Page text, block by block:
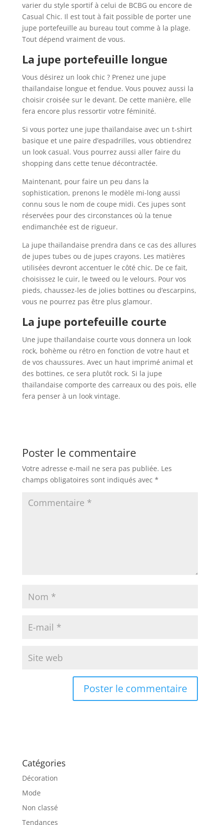
varier du style sportif à celui de BCBG ou encore de
Casual Chic. Il est tout à fait possible de porter une
jupe portefeuille au bureau tout comme à la plage.
Tout dépend vraiment de vous.
La jupe portefeuille longue
Vous désirez un look chic ? Prenez une jupe
thaïlandaise longue et fendue. Vous pouvez aussi la
choisir croisée sur le devant. De cette manière, elle
fera encore plus ressortir votre féminité.
Si vous portez une jupe thaïlandaise avec un t-shirt
basique et une paire d’espadrilles, vous obtiendrez
un look casual. Vous pourrez aussi aller faire du
shopping dans cette tenue décontractée.
Maintenant, pour faire un peu dans la
sophistication, prenons le modèle mi-long aussi
connu sous le nom de coupe midi. Ces jupes sont
réservées pour des circonstances où la tenue
endimanchée est de rigueur.
La jupe thaïlandaise prendra dans ce cas des allures
de jupes tubes ou de jupes crayons. Les matières
utilisées devront accentuer le côté chic. De ce fait,
choisissez le cuir, le tweed ou le velours. Pour vos
pieds, chaussez-les de jolies bottines ou d’escarpins,
vous ne pourrez pas être plus glamour.
La jupe portefeuille courte
Une jupe thaïlandaise courte vous donnera un look
rock, bohème ou rétro en fonction de votre haut et
de vos chaussures. Avec un haut imprimé animal et
des bottines, ce sera plutôt rock. Si la jupe
thaïlandaise comporte des carreaux ou des pois, elle
fera penser à un look vintage.
Poster le commentaire
Votre adresse e-mail ne sera pas publiée. Les
champs obligatoires sont indiqués avec *
Catégories
Décoration
Mode
Non classé
Tendances